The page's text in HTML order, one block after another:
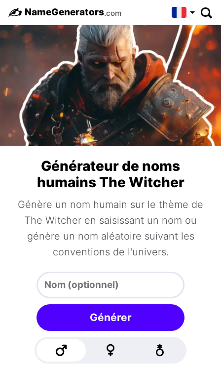
✍️ NameGenerators.com
Générateur de noms
humains The Witcher
Génère un nom humain sur le thème de
The Witcher en saisissant un nom ou
génère un nom aléatoire suivant les
conventions de l'univers.
Générer